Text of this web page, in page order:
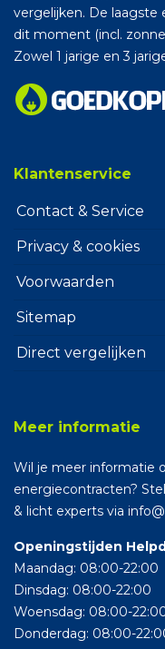
vergelijken. De laagste
dit moment (incl.
Zowel 1 jarige en 3
Klantenservice
Contact & Service
Privacy & cookies
Voorwaarden
Sitemap
Direct vergelijken
Meer informatie
Wil je meer informatie
energiecontracten?
& licht experts via
Openingstijden
Maandag: 08:00-22:00
Dinsdag: 08:00-22:00
Woensdag: 08:00-
Donderdag: 08:00-